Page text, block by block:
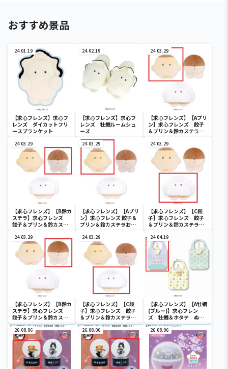
おすすめ景品
24.01.19
【求心フレンズ】求心フ
レンズ ダイカットフリ
ースブランケット
24.02.19
【求心フレンズ】求心フ
レンズ 牡蠣ルームシュ
ーズ
24.03.29
【求心フレンズ】【Aプリ
ン】求心フレンズ 餃子
＆プリン＆鈴カステラま
24.03.29
【求心フレンズ】【B鈴カ
ステラ】求心フレンズ
餃子＆プリン＆鈴カステ
24.03.29
【求心フレンズ】【Aプリ
ン】求心フレンズ 餃子＆
プリン＆鈴カステラおて
24.03.29
【求心フレンズ】【C餃
子】求心フレンズ 餃子
＆プリン＆鈴カステラま
24.03.29
【求心フレンズ】【B鈴カ
ステラ】求心フレンズ
餃子＆プリン＆鈴カステ
ラましゅもっち
24.03.29
【求心フレンズ】【C餃
子】求心フレンズ 餃子
＆プリン＆鈴カステラお
てのりましゅもっち
24.04.19
【求心フレンズ】【A牡蠣
(ブルー)】求心フレン
ズ 牡蠣＆ホタテ ぬい
ぐるみエコバッグ
26.08.06 26.08.06 26.08.06